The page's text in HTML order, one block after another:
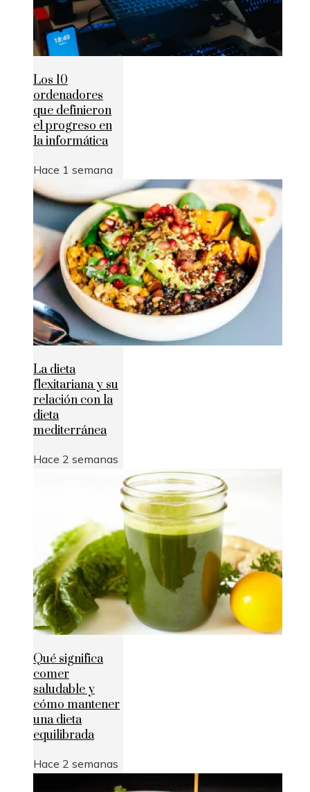
Los 10
ordenadores
que definieron
el progreso en
la informática
Hace 1 semana
La dieta
flexitariana y su
relación con la
dieta
mediterránea
Hace 2 semanas
Qué significa
comer
saludable y
cómo mantener
una dieta
equilibrada
Hace 2 semanas